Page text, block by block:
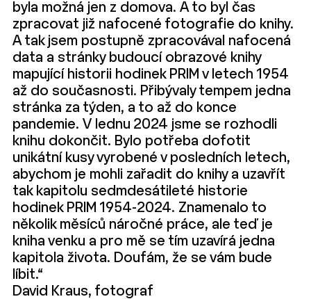
byla možná jen z domova. A to byl čas
zpracovat již nafocené fotografie do knihy.
A tak jsem postupně zpracovával nafocená
data a stránky budoucí obrazové knihy
mapující historii hodinek PRIM v letech 1954
až do současnosti. Přibývaly tempem jedna
stránka za týden, a to až do konce
pandemie. V lednu 2024 jsme se rozhodli
knihu dokončit. Bylo potřeba dofotit
unikátní kusy vyrobené v posledních letech,
abychom je mohli zařadit do knihy a uzavřít
tak kapitolu sedmdesátileté historie
hodinek PRIM 1954-2024. Znamenalo to
několik měsíců náročné práce, ale teď je
kniha venku a pro mě se tím uzavírá jedna
kapitola života. Doufám, že se vám bude
líbit.“
David Kraus, fotograf